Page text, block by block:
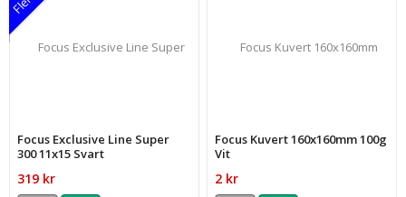
Focus Exclusive Line Super
300 11x15 Svart
319 kr
Focus Kuvert 160x160mm 100g
Vit
2 kr